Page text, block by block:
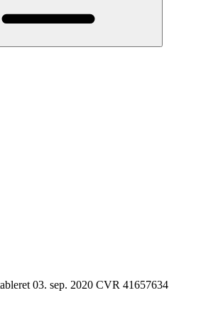
03. sep. 2020 CVR 41657634